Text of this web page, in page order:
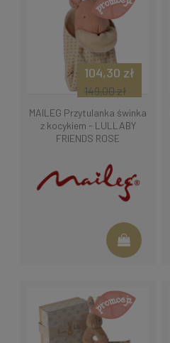
MAILEG Przytulanka świnka
z kocykiem - LULLABY
FRIENDS ROSE
104,30 zł
149,00 zł